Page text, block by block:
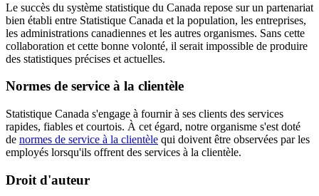
Le succès du système statistique du Canada repose sur un partenariat
bien établi entre Statistique Canada et la population, les entreprises,
les administrations canadiennes et les autres organismes. Sans cette
collaboration et cette bonne volonté, il serait impossible de produire
des statistiques précises et actuelles.
Normes de service à la clientèle
Statistique Canada s'engage à fournir à ses clients des services
rapides, fiables et courtois. À cet égard, notre organisme s'est doté
de normes de service à la clientèle qui doivent être observées par les
employés lorsqu'ils offrent des services à la clientèle.
Droit d'auteur